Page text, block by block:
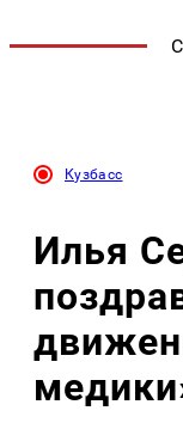
Кузбасс
Илья